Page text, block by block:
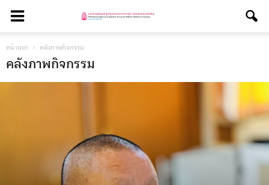
หน้าแรก คลังภาพกิจกรรม
คลังภาพกิจกรรม